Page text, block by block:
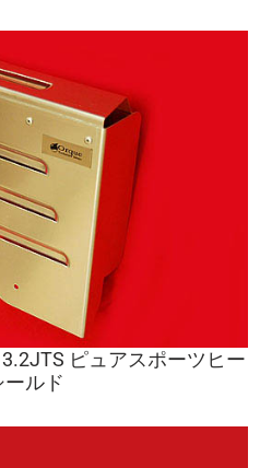
ピュアスポーツヒー
ールド